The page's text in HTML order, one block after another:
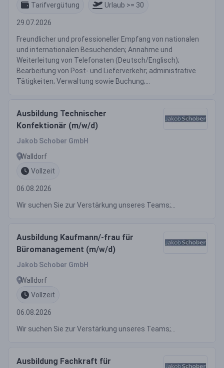
Tarifvergütung Urlaub >= 30
29.07.2026
Freundlicher und professioneller Empfang von nationalen
und internationalen Besuchenden; Annahme und
Weiterleitung von Telefonaten (Deutsch/Englisch);
Bearbeitung von Post- und Lieferverkehr; administrative
Tätigkeiten; Verwaltung sowie Buchung;...
Ausbildung Technischer
Konfektionär (m/w/d)
Jakob Schober GmbH
Walldorf
Vollzeit
06.08.2026
Wir suchen Sie zur Verstärkung unseres Teams;...
Ausbildung Kaufmann/-frau für
Büromanagement (m/w/d)
Jakob Schober GmbH
Walldorf
Vollzeit
06.08.2026
Wir suchen Sie zur Verstärkung unseres Teams;...
Ausbildung Fachkraft für